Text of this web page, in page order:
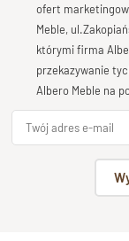
Dwie
przed
Trzy
się
Szeroki
płyty lub
Twoja
Podpis
ofert
Meble,
którymi firma
przekazywanie
Albero Meble na